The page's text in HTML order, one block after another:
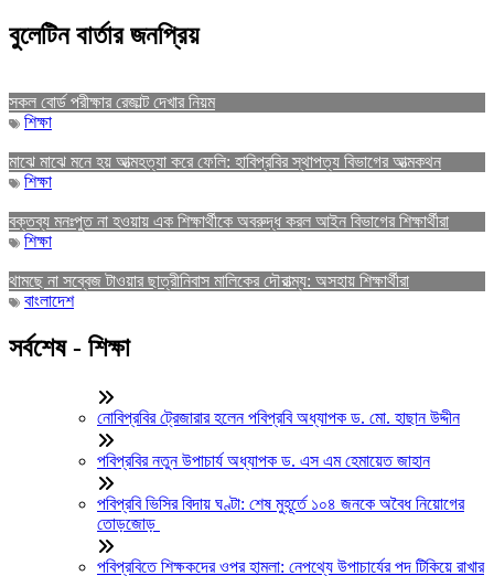
বুলেটিন বার্তার জনপ্রিয়
সকল বোর্ড পরীক্ষার রেজাল্ট দেখার নিয়ম
শিক্ষা
মাঝে মাঝে মনে হয় আত্মহত্যা করে ফেলি: হাবিপ্রবির স্থাপত্য বিভাগের আত্মকথন
শিক্ষা
বক্তব্য মনঃপুত না হওয়ায় এক শিক্ষার্থীকে অবরুদ্ধ করল আইন বিভাগের শিক্ষার্থীরা
শিক্ষা
থামছে না সব্বেজ টাওয়ার ছাত্রীনিবাস মালিকের দৌরাত্ম্য: অসহায় শিক্ষার্থীরা
বাংলাদেশ
সর্বশেষ - শিক্ষা
নোবিপ্রবির ট্রেজারার হলেন পবিপ্রবি অধ্যাপক ড. মো. হাছান উদ্দীন
পবিপ্রবির নতুন উপাচার্য অধ্যাপক ড. এস এম হেমায়েত জাহান
পবিপ্রবি ভিসির বিদায় ঘণ্টা: শেষ মুহূর্তে ১০৪ জনকে অবৈধ নিয়োগের
তোড়জোড়
পবিপ্রবিতে শিক্ষকদের ওপর হামলা: নেপথ্যে উপাচার্যের পদ টিকিয়ে রাখার